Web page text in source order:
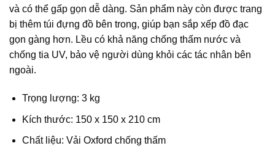
và có thể gấp gọn dễ dàng. Sản phẩm này còn được trang
bị thêm túi đựng đồ bên trong, giúp bạn sắp xếp đồ đạc
gọn gàng hơn. Lều có khả năng chống thấm nước và
chống tia UV, bảo vệ người dùng khỏi các tác nhân bên
ngoài.
Trọng lượng: 3 kg
Kích thước: 150 x 150 x 210 cm
Chất liệu: Vải Oxford chống thấm